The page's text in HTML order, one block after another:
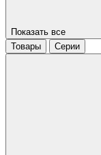
Показать все
Товары
Серии